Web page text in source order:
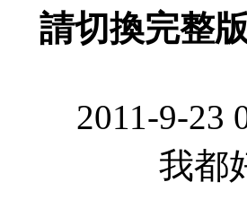
請切換完整
2011-9-23
我都